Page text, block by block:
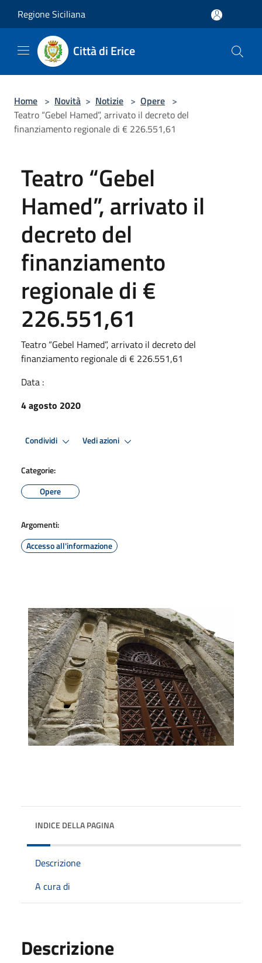
Regione Siciliana
Città di Erice
Home > Novità > Notizie > Opere >
Teatro “Gebel Hamed”, arrivato il decreto del
finanziamento regionale di € 226.551,61
Teatro “Gebel
Hamed”, arrivato il
decreto del
finanziamento
regionale di €
226.551,61
Teatro “Gebel Hamed”, arrivato il decreto del
finanziamento regionale di € 226.551,61
Data :
4 agosto 2020
Condividi Vedi azioni
Categorie:
Opere
Argomenti:
Accesso all'informazione
INDICE DELLA PAGINA
Descrizione
A cura di
Descrizione